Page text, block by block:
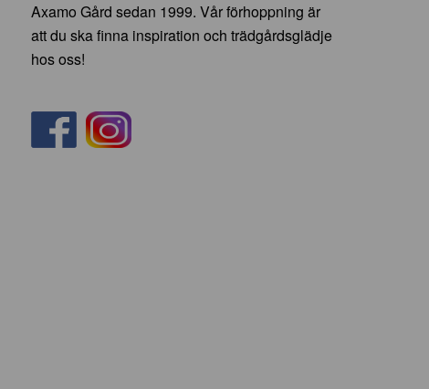
Axamo Gård sedan 1999. Vår förhoppning är
att du ska finna inspiration och trädgårdsglädje
hos oss!